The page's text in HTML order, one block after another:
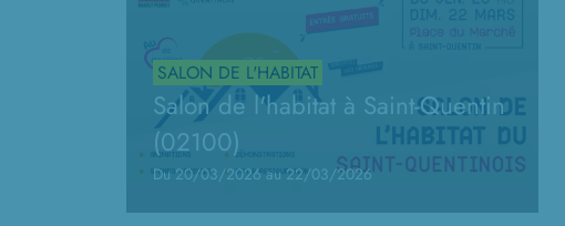
SALON DE L'HABITAT
Salon de l'habitat à Saint-Quentin
(02100)
Du 20/03/2026 au 22/03/2026